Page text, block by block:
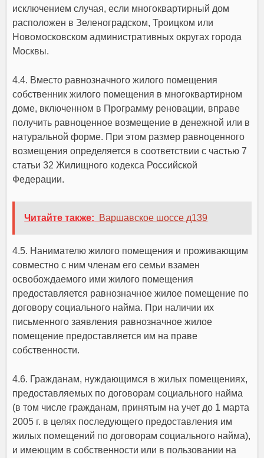
исключением случая, если многоквартирный дом
расположен в Зеленоградском, Троицком или
Новомосковском административных округах города
Москвы.
4.4. Вместо равнозначного жилого помещения
собственник жилого помещения в многоквартирном
доме, включенном в Программу реновации, вправе
получить равноценное возмещение в денежной или в
натуральной форме. При этом размер равноценного
возмещения определяется в соответствии с частью 7
статьи 32 Жилищного кодекса Российской
Федерации.
Читайте также: Варшавское шоссе д139
4.5. Нанимателю жилого помещения и проживающим
совместно с ним членам его семьи взамен
освобождаемого ими жилого помещения
предоставляется равнозначное жилое помещение по
договору социального найма. При наличии их
письменного заявления равнозначное жилое
помещение предоставляется им на праве
собственности.
4.6. Гражданам, нуждающимся в жилых помещениях,
предоставляемых по договорам социального найма
(в том числе гражданам, принятым на учет до 1 марта
2005 г. в целях последующего предоставления им
жилых помещений по договорам социального найма),
и имеющим в собственности или в пользовании на